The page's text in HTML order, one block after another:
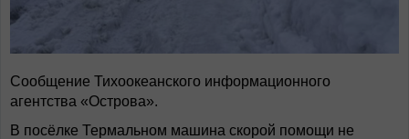
Сообщение Тихоокеанского информационного
агентства «Острова».
В посёлке Термальном машина скорой помощи не